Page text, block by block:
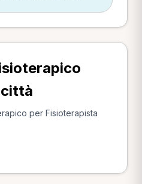
per Fisioterapista